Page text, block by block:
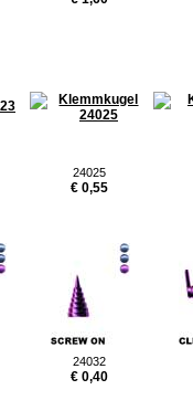
24025
€ 0,55
24032
€ 0,40